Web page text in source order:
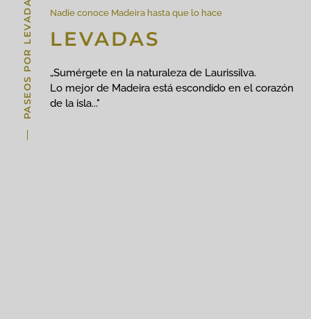
Nadie conoce Madeira hasta que lo hace
LEVADAS
„Sumérgete en la naturaleza de Laurissilva.
Lo mejor de Madeira está escondido en el corazón
de la isla..."
PASEOS POR LEVADA